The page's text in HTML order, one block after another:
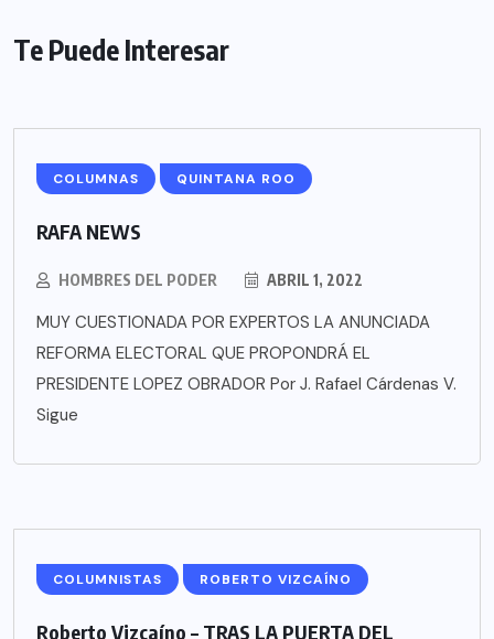
Te Puede Interesar
COLUMNAS QUINTANA ROO
RAFA NEWS
HOMBRES DEL PODER ABRIL 1, 2022
MUY CUESTIONADA POR EXPERTOS LA ANUNCIADA
REFORMA ELECTORAL QUE PROPONDRÁ EL
PRESIDENTE LOPEZ OBRADOR Por J. Rafael Cárdenas V.
Sigue
COLUMNISTAS ROBERTO VIZCAÍNO
Roberto Vizcaíno – TRAS LA PUERTA DEL